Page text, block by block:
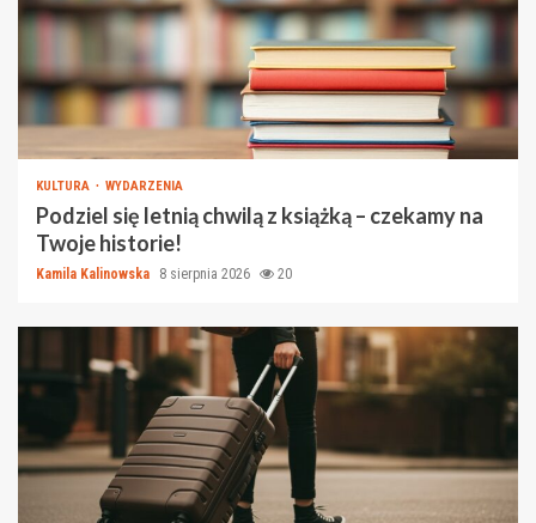
KULTURA WYDARZENIA
Podziel się letnią chwilą z książką – czekamy na
Twoje historie!
Kamila Kalinowska 8 sierpnia 2026 20